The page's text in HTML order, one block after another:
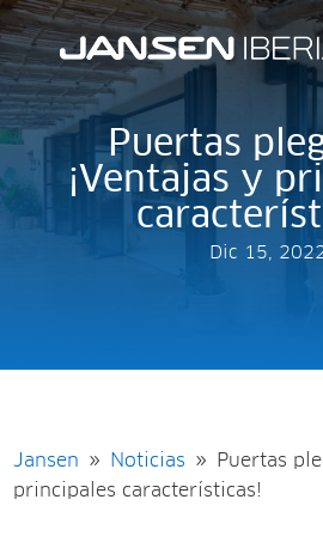
Puertas
¡Ventajas y
Dic 15,
Jansen 9 Noticias 9
Puertas
principales características!